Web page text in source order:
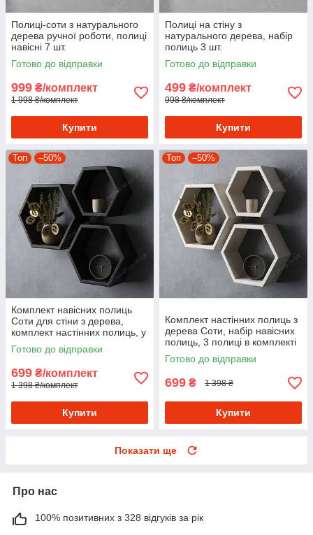
Полиці-соти з натурального
дерева ручної роботи, полиці
навісні 7 шт.
Готово до відправки
999 ₴/комплект
1 998 ₴/комплект
Купити
Полиці на стіну з
натурального дерева, набір
полиць 3 шт.
Готово до відправки
499 ₴/комплект
998 ₴/комплект
Купити
Топ –50%
Комплект навісних полиць
Соти для стіни з дерева,
комплект настінних полиць, у
комплекті 3 полиці
Готово до відправки
699 ₴/комплект
1 398 ₴/комплект
Купити
Топ –50%
Комплект настінних полиць з
дерева Соти, набір навісних
полиць, 3 полиці в комплекті
для офісу
Готово до відправки
699 ₴ 1 398 ₴
Купити
Показати ще
Про нас
100% позитивних з 328 відгуків за рік